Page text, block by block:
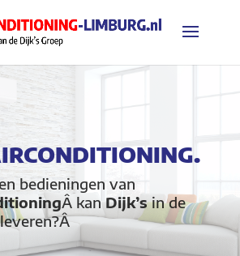
bedieningen van
Â kanDijk’sin de
leveren?Â